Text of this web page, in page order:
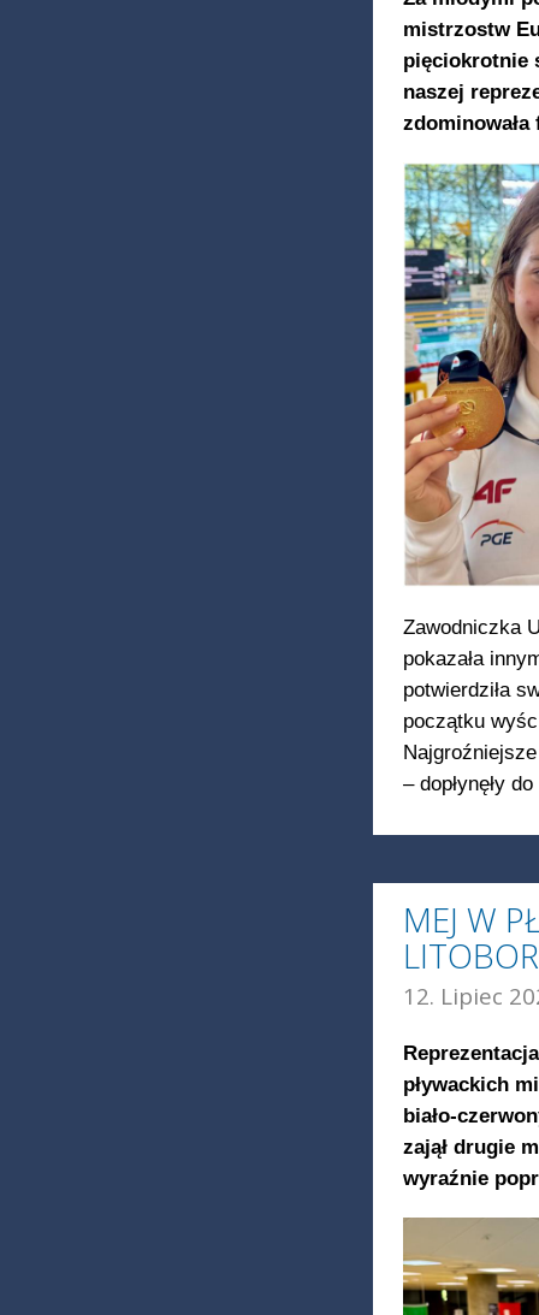
mistrzostw
pięciokrotnie
naszej
zdominowała
Zawodniczka
pokazała
potwierdziła
początku
– dopłynęły
MEJ W
12. Lipiec
pływackich
biało-
zajął drugie
wyraźnie